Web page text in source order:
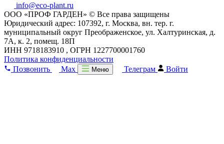
info@eco-plant.ru
ООО «ПРОФ ГАРДЕН» © Все права защищены
Юридический адрес: 107392, г. Москва, вн. тер. г.
муниципальный округ Преображенское, ул. Халтуринская, д.
7А, к. 2, помещ. 18П
ИНН 9718183910 , ОГРН 1227700001760
Политика конфиденциальности
Позвонить
Max Меню Телеграм Войти